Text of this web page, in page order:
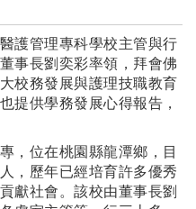
護管理專科學校主管與行
事長劉奕彩率領，拜會佛
校務發展與護理技職教育
提供學務發展心得報告，
，位在桃園縣龍潭鄉，目
，歷年已經培育許多優秀
獻社會。該校由董事長劉